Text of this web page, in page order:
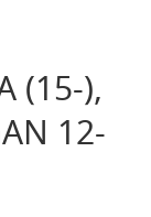
(15-),
12-